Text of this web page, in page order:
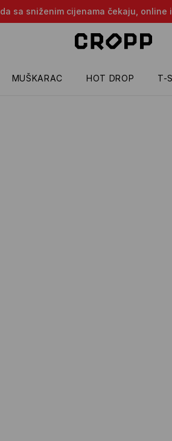
sa sniženim cijenama čekaju, online
MUŠKARAC HOT DROP T-